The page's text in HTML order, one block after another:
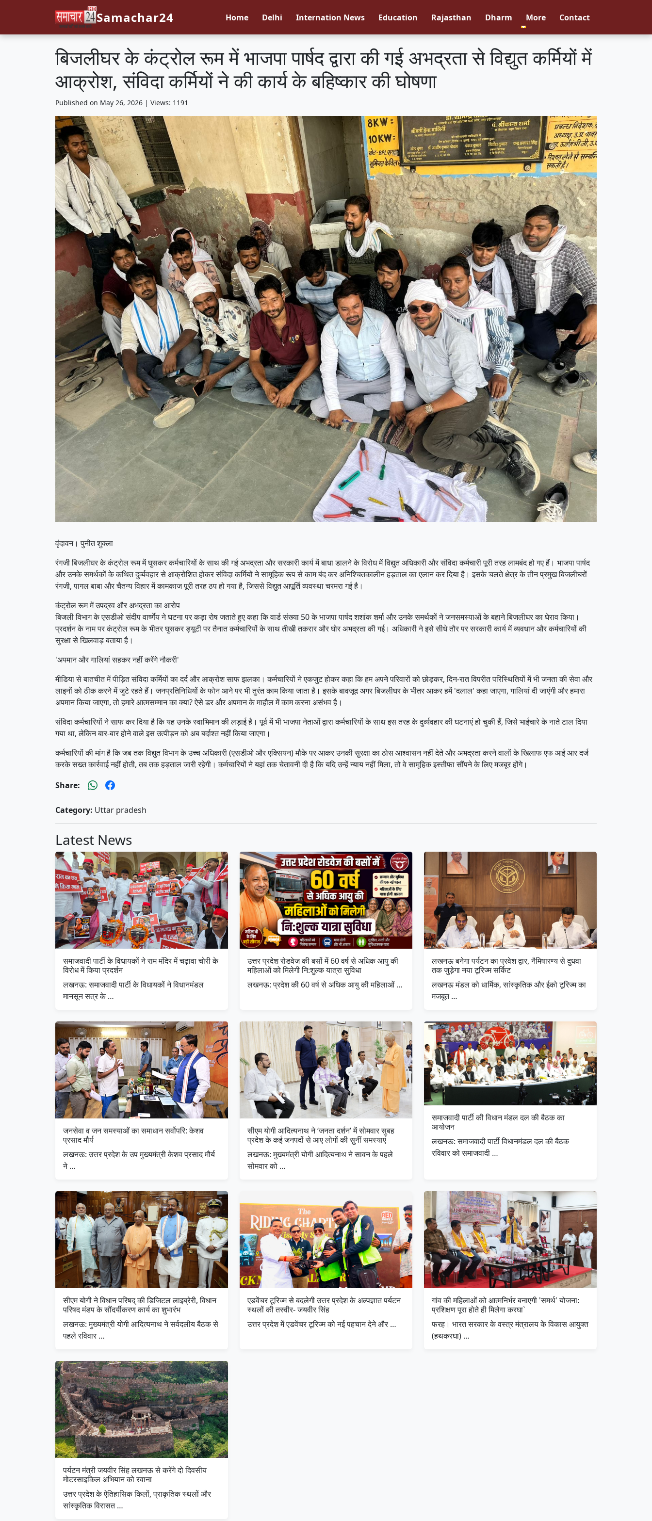
Samachar24 Home Delhi Internation News Education Rajasthan Dharm More Contact
बिजलीघर के कंट्रोल रूम में भाजपा पार्षद द्वारा की गई अभद्रता से विद्युत कर्मियों में
आक्रोश, संविदा कर्मियों ने की कार्य के बहिष्कार की घोषणा
Published on May 26, 2026 | Views: 1191
​वृंदावन। पुनीत शुक्ला
रंगजी बिजलीघर के कंट्रोल रूम में घुसकर कर्मचारियों के साथ की गई अभद्रता और सरकारी कार्य में बाधा डालने के विरोध में विद्युत अधिकारी और संविदा कर्मचारी पूरी तरह लामबंद हो गए हैं। भाजपा पार्षद
और उनके समर्थकों के कथित दुर्व्यवहार से आक्रोशित होकर संविदा कर्मियों ने सामूहिक रूप से काम बंद कर अनिश्चितकालीन हड़ताल का एलान कर दिया है। इसके चलते क्षेत्र के तीन प्रमुख बिजलीघरों
रंगजी, पागल बाबा और चैतन्य विहार में कामकाज पूरी तरह ठप हो गया है, जिससे विद्युत आपूर्ति व्यवस्था चरमरा गई है।
​कंट्रोल रूम में उपद्रव और अभद्रता का आरोप
​बिजली विभाग के एसडीओ संदीप वार्ष्णेय ने घटना पर कड़ा रोष जताते हुए कहा कि वार्ड संख्या 50 के भाजपा पार्षद शशांक शर्मा और उनके समर्थकों ने जनसमस्याओं के बहाने बिजलीघर का घेराव किया।
प्रदर्शन के नाम पर कंट्रोल रूम के भीतर घुसकर ड्यूटी पर तैनात कर्मचारियों के साथ तीखी तकरार और घोर अभद्रता की गई। अधिकारी ने इसे सीधे तौर पर सरकारी कार्य में व्यवधान और कर्मचारियों की
सुरक्षा से खिलवाड़ बताया है।
​'अपमान और गालियां सहकर नहीं करेंगे नौकरी'
​मीडिया से बातचीत में पीड़ित संविदा कर्मियों का दर्द और आक्रोश साफ झलका। कर्मचारियों ने एकजुट होकर कहा कि हम अपने परिवारों को छोड़कर, दिन-रात विपरीत परिस्थितियों में भी जनता की सेवा और
लाइनों को ठीक करने में जुटे रहते हैं। जनप्रतिनिधियों के फोन आने पर भी तुरंत काम किया जाता है। इसके बावजूद अगर बिजलीघर के भीतर आकर हमें 'दलाल' कहा जाएगा, गालियां दी जाएंगी और हमारा
अपमान किया जाएगा, तो हमारे आत्मसम्मान का क्या? ऐसे डर और अपमान के माहौल में काम करना असंभव है।
​संविदा कर्मचारियों ने साफ कर दिया है कि यह उनके स्वाभिमान की लड़ाई है। पूर्व में भी भाजपा नेताओं द्वारा कर्मचारियों के साथ इस तरह के दुर्व्यवहार की घटनाएं हो चुकी हैं, जिसे भाईचारे के नाते टाल दिया
गया था, लेकिन बार-बार होने वाले इस उत्पीड़न को अब बर्दाश्त नहीं किया जाएगा।
​कर्मचारियों की मांग है कि जब तक विद्युत विभाग के उच्च अधिकारी (एसडीओ और एक्सियन) मौके पर आकर उनकी सुरक्षा का ठोस आश्वासन नहीं देते और अभद्रता करने वालों के खिलाफ एफ आई आर दर्ज
करके सख्त कार्रवाई नहीं होती, तब तक हड़ताल जारी रहेगी। कर्मचारियों ने यहां तक चेतावनी दी है कि यदि उन्हें न्याय नहीं मिला, तो वे सामूहिक इस्तीफा सौंपने के लिए मजबूर होंगे।
Share:
Category: Uttar pradesh
Latest News
समाजवादी पार्टी के विधायकों ने राम मंदिर में चढ़ावा चोरी के
विरोध में किया प्रदर्शन
लखनऊ: समाजवादी पार्टी के विधायकों ने विधानमंडल
मानसून सत्र के …
उत्तर प्रदेश रोडवेज की बसों में 60 वर्ष से अधिक आयु की
महिलाओं को मिलेगी नि:शुल्क यात्रा सुविधा
लखनऊ: प्रदेश की 60 वर्ष से अधिक आयु की महिलाओं …
लखनऊ बनेगा पर्यटन का प्रवेश द्वार, नैमिषारण्य से दुधवा
तक जुड़ेगा नया टूरिज्म सर्किट
लखनऊ मंडल को धार्मिक, सांस्कृतिक और ईको टूरिज्म का
मजबूत …
जनसेवा व जन समस्याओं का समाधान सर्वोपरि: केशव
प्रसाद मौर्य
लखनऊ: उत्तर प्रदेश के उप मुख्यमंत्री केशव प्रसाद मौर्य
ने …
सीएम योगी आदित्यनाथ ने ‘जनता दर्शन’ में सोमवार सुबह
प्रदेश के कई जनपदों से आए लोगों की सुनीं समस्याएं
लखनऊ: मुख्यमंत्री योगी आदित्यनाथ ने सावन के पहले
सोमवार को …
समाजवादी पार्टी की विधान मंडल दल की बैठक का
आयोजन
लखनऊ: समाजवादी पार्टी विधानमंडल दल की बैठक
रविवार को समाजवादी …
सीएम योगी ने विधान परिषद् की डिजिटल लाइब्रेरी, विधान
परिषद मंडप के सौंदर्यीकरण कार्य का शुभारंभ
लखनऊ: मुख्यमंत्री योगी आदित्यनाथ ने सर्वदलीय बैठक से
पहले रविवार …
एडवेंचर टूरिज्म से बदलेगी उत्तर प्रदेश के अल्पज्ञात पर्यटन
स्थलों की तस्वीर- जयवीर सिंह
उत्तर प्रदेश में एडवेंचर टूरिज्म को नई पहचान देने और …
गांव की महिलाओं को आत्मनिर्भर बनाएगी 'समर्थ' योजना:
प्रशिक्षण पूरा होते ही मिलेगा करघा`
फरह। भारत सरकार के वस्त्र मंत्रालय के विकास आयुक्त
(हथकरघा) …
पर्यटन मंत्री जयवीर सिंह लखनऊ से करेंगे दो दिवसीय
मोटरसाइकिल अभियान को रवाना
उत्तर प्रदेश के ऐतिहासिक किलों, प्राकृतिक स्थलों और
सांस्कृतिक विरासत …